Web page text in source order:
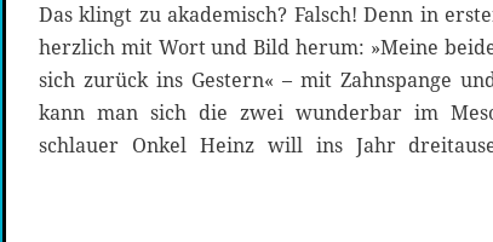
Das klingt zu akademisch? Falsch! Denn in
herzlich mit Wort und Bild herum: »Meine
sich zurück ins Gestern« – mit Zahnspange
kann man sich die zwei wunderbar im
schlauer Onkel Heinz will ins Jahr